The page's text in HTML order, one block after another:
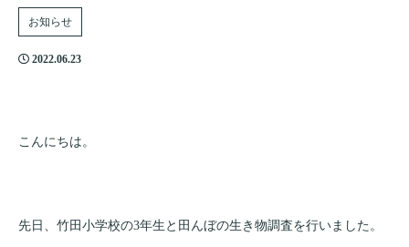
お知らせ
2022.06.23
こんにちは。
先日、竹田小学校の3年生と田んぼの生き物調査を行いました。